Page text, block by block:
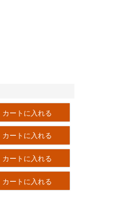
カートに入れる
カートに入れる
カートに入れる
カートに入れる